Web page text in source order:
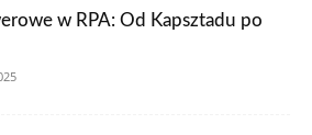
w RPA: Od Kapsztadu po